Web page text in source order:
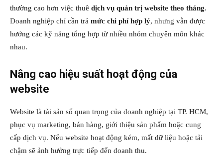
thường cao hơn việc thuê dịch vụ quản trị website theo tháng.
Doanh nghiệp chỉ cần trả mức chi phí hợp lý, nhưng vẫn được
hưởng các kỹ năng tổng hợp từ nhiều nhóm chuyên môn khác
nhau.
Nâng cao hiệu suất hoạt động của
website
Website là tài sản số quan trọng của doanh nghiệp tại TP. HCM,
phục vụ marketing, bán hàng, giới thiệu sản phẩm hoặc cung
cấp dịch vụ. Nếu website hoạt động kém, mất dữ liệu hoặc tải
chậm sẽ ảnh hưởng trực tiếp đến doanh thu.